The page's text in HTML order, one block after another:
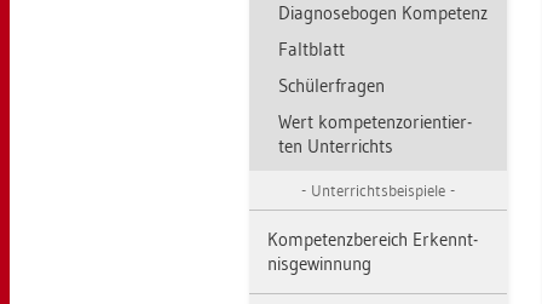
Dia­gno­se­bo­gen Kom­pe­tenz
Falt­blatt
Schü­ler­fra­gen
Wert kom­pe­tenz­ori­en­tier­
ten Un­ter­richts
Un­ter­richts­bei­spie­le
Kom­pe­tenz­be­reich Er­kennt­
nis­ge­win­nung